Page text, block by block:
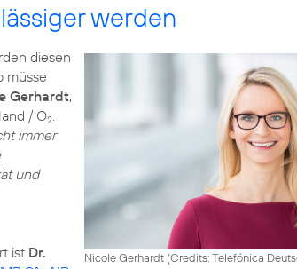
werden
Nicole Gerhardt (Credits: Telefónica
diesen
müsse
Gerhardt,
/ O2.
immer
und
ist Dr.